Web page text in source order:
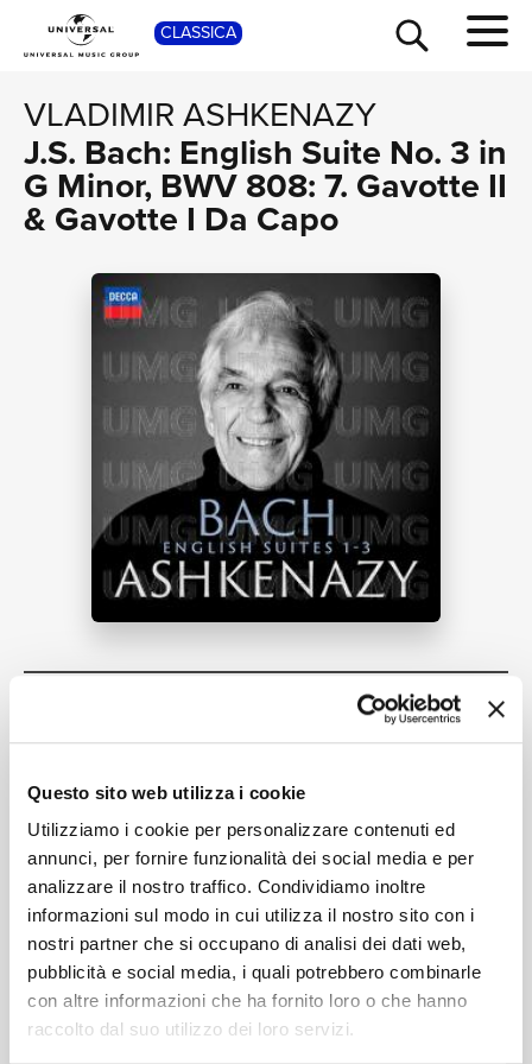
Questo sito web utilizza i cookie
Utilizziamo i cookie per personalizzare contenuti ed
annunci, per fornire funzionalità dei social media e per
analizzare il nostro traffico. Condividiamo inoltre
informazioni sul modo in cui utilizza il nostro sito con i
nostri partner che si occupano di analisi dei dati web,
pubblicità e social media, i quali potrebbero combinarle
con altre informazioni che ha fornito loro o che hanno
raccolto dal suo utilizzo dei loro servizi.
CLASSICA
VLADIMIR ASHKENAZY
J.S. Bach: English Suite No. 3 in
G Minor, BWV 808: 7. Gavotte II
& Gavotte I Da Capo
Formati disponibili:
Digitale eSingle Audio/Single Track Surround
Dolby Atmos
Data di pubblicazione:03.09.2021
SHOP
TOUR
NEWS
RICERCA
CHI SIAMO
CONTATTI